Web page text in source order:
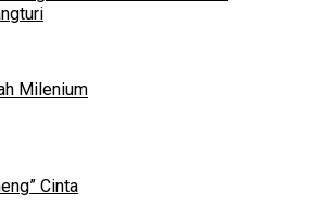
Milenium
Cinta